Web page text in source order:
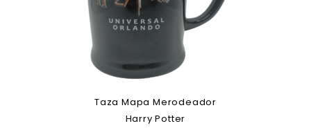
Taza Mapa Merodeador
Harry Potter